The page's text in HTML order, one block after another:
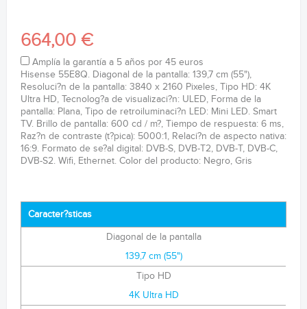
664,00 €
Amplía la garantía a 5 años por 45 euros
Hisense 55E8Q. Diagonal de la pantalla: 139,7 cm (55"),
Resoluci?n de la pantalla: 3840 x 2160 Pixeles, Tipo HD: 4K
Ultra HD, Tecnolog?a de visualizaci?n: ULED, Forma de la
pantalla: Plana, Tipo de retroiluminaci?n LED: Mini LED. Smart
TV. Brillo de pantalla: 600 cd / m?, Tiempo de respuesta: 6 ms,
Raz?n de contraste (t?pica): 5000:1, Relaci?n de aspecto nativa:
16:9. Formato de se?al digital: DVB-S, DVB-T2, DVB-T, DVB-C,
DVB-S2. Wifi, Ethernet. Color del producto: Negro, Gris
Caracter?sticas
Diagonal de la pantalla
139,7 cm (55")
Tipo HD
4K Ultra HD